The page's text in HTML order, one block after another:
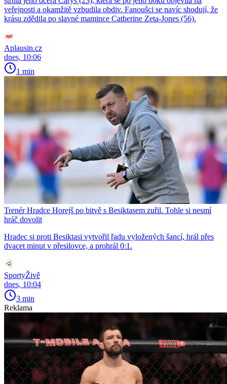
veřejnosti a okamžitě vzbudila obdiv. Fanoušci se navíc shodují, že
krásu zdědila po slavné mamince Catherine Zeta-Jones (56).
Aplausin.cz
dnes, 10:06
1 min
Trenér Hradce Horejš po bitvě s Besiktasem zuřil. Tohle si nesmí
hráč dovolit
Hradec si proti Besiktasi vytvořil řadu vyložených šancí, hrál přes
dvacet minut v přesilovce, a prohrál 0:1.
SportyŽivě
dnes, 10:04
3 min
Reklama